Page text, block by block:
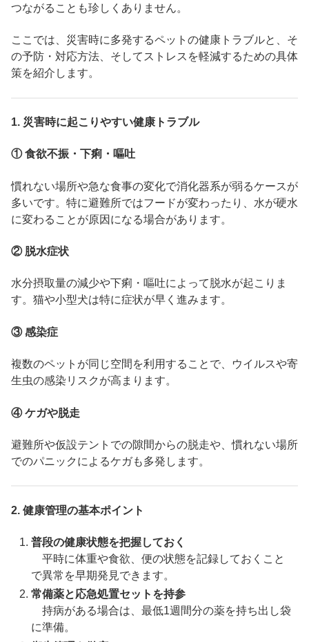
つながることも珍しくありません。
ここでは、災害時に多発するペットの健康トラブルと、そ
の予防・対応方法、そしてストレスを軽減するための具体
策を紹介します。
1. 災害時に起こりやすい健康トラブル
①食欲不振・下痢・嘔吐
慣れない場所や急な食事の変化で消化器系が弱るケースが
多いです。特に避難所ではフードが変わったり、水が硬水
に変わることが原因になる場合があります。
② 脱水症状
水分摂取量の減少や下痢・嘔吐によって脱水が起こりま
す。猫や小型犬は特に症状が早く進みます。
③感染症
複数のペットが同じ空間を利用することで、ウイルスや寄
生虫の感染リスクが高まります。
④ケガや脱走
避難所や仮設テントでの隙間からの脱走や、慣れない場所
でのパニックによるケガも多発します。
2. 健康管理の基本ポイント
普段の健康状態を把握しておく
平時に体重や食欲、便の状態を記録しておくこと
で異常を早期発見できます。
常備薬と応急処置セットを持参
持病がある場合は、最低1週間分の薬を持ち出し袋
に準備。